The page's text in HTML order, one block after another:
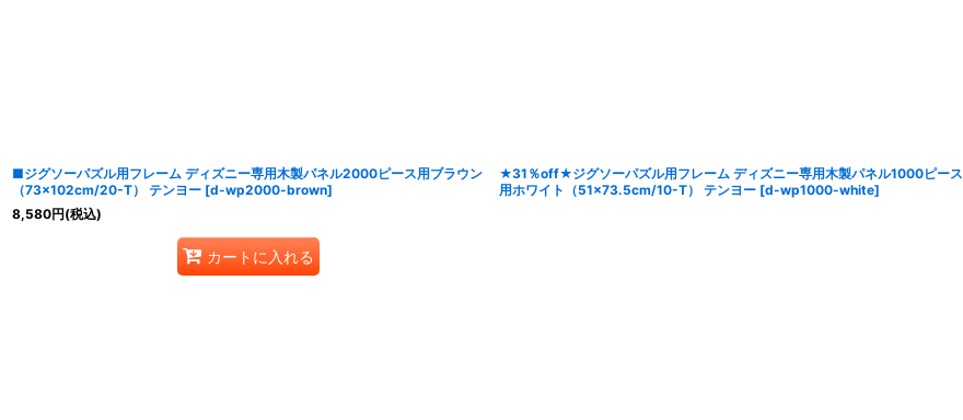
■ジグソーパズル用フレーム ディズニー専用木製パネル2000ピース用ブラウン
（73×102cm/20-T） テンヨー [d-wp2000-brown]
8,580円(税込)
カートに入れる
★31％off★ジグソーパズル用フレーム ディズニー専用木製パネル1000ピース
用ホワイト（51×73.5cm/10-T） テンヨー [d-wp1000-white]